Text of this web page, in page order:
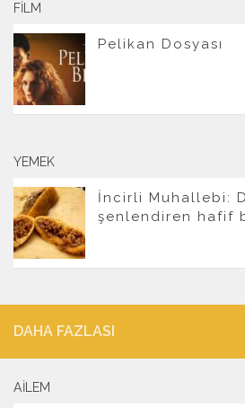
FILM
Pelikan Dosyası
YEMEK
İncirli Muhallebi:
şenlendiren hafif
DAHA FAZLASI
AILEM